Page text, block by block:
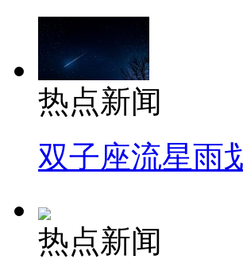
热点新闻
双子座流星雨
热点新闻